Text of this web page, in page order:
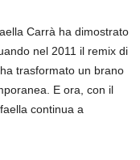
Carrà ha dimostrato
nel 2011 il remix di
ha trasformato un brano
E ora, con il
continua a